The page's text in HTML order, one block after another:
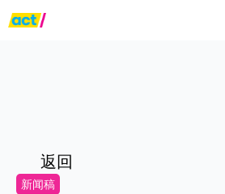
返回
新闻稿